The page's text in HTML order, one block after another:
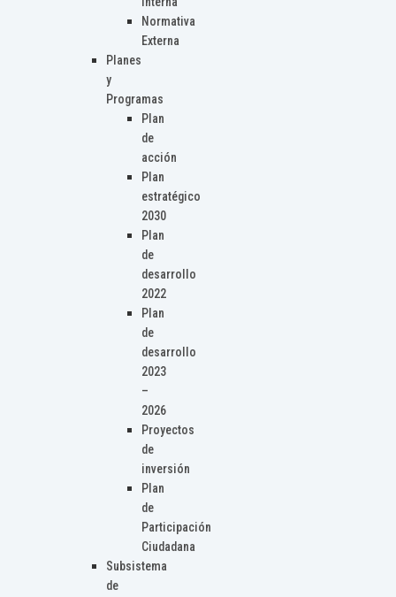
Normativa
Externa
Planes
y
Programas
Plan
de
acción
Plan
estratégico
2030
Plan
de
desarrollo
2022
Plan
de
desarrollo
2023
–
2026
Proyectos
de
inversión
Plan
de
Participación
Ciudadana
Subsistema
de